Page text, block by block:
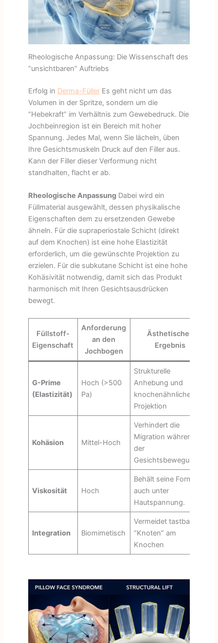
Rheologische Anpassung: Die Wissenschaft des
“unsichtbaren” Auftriebs
Erfolg in Derma-FüllerEs geht nicht um das
Volumen in der Spritze, sondern um die
“Hebekraft” im Verhältnis zum Gewebedruck. Die
Jochbeinregion ist ein Bereich mit hoher
Spannung. Jedes Mal, wenn Sie lächeln, üben
Ihre Gesichtsmuskeln Druck auf den Filler aus.
Kann der Filler dieser Verformung nicht
standhalten, flacht er ab.
Rheologische AnpassungDabei wird ein
Füllmaterial ausgewählt, dessen physikalische
Eigenschaften dem zu ersetzenden Gewebe
ähneln. Für die supraperiostale Schicht (direkt
auf dem Knochen) ist eine hohe Elastizität
erforderlich, um die gewünschte Projektion zu
erzielen. Für die subkutane Schicht ist eine hohe
Kohäsivität notwendig, damit sich das Produkt
harmonisch mit Ihren Gesichtsausdrücken
bewegt.
Füllstoff-
Eigenschaft
Anforderung
an den
Jochbogen
Ästhetisches
Ergebnis
G-Prime
(Elastizität)
Hoch (>500
Pa)
Strukturelle
Anhebung und
knochenähnliche
Projektion
Kohäsion Mittel-Hoch
Verhindert die
Migration während
der
Gesichtsbewegungen
Viskosität Hoch
Behält seine Form
auch unter
Hautspannung.
Integration Biomimetisch
Vermeidet tastbare
“Knoten” am
Knochen